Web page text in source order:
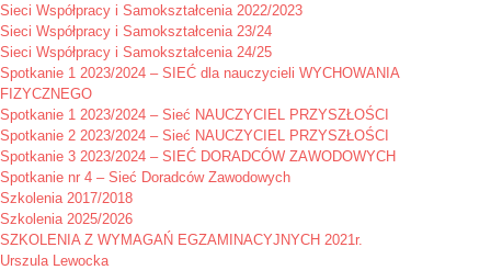
Sieci Współpracy i Samokształcenia 2022/2023
Sieci Współpracy i Samokształcenia 23/24
Sieci Współpracy i Samokształcenia 24/25
Spotkanie 1 2023/2024 – SIEĆ dla nauczycieli WYCHOWANIA
FIZYCZNEGO
Spotkanie 1 2023/2024 – Sieć NAUCZYCIEL PRZYSZŁOŚCI
Spotkanie 2 2023/2024 – Sieć NAUCZYCIEL PRZYSZŁOŚCI
Spotkanie 3 2023/2024 – SIEĆ DORADCÓW ZAWODOWYCH
Spotkanie nr 4 – Sieć Doradców Zawodowych
Szkolenia 2017/2018
Szkolenia 2025/2026
SZKOLENIA Z WYMAGAŃ EGZAMINACYJNYCH 2021r.
Urszula Lewocka